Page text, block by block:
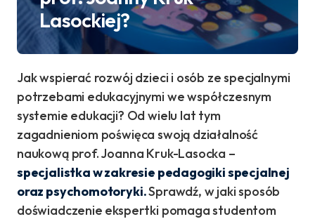
Lasockiej?
Jak wspierać rozwój dzieci i osób ze specjalnymi
potrzebami edukacyjnymi we współczesnym
systemie edukacji? Od wielu lat tym
zagadnieniom poświęca swoją działalność
naukową prof. Joanna Kruk-Lasocka –
specjalistka w zakresie pedagogiki specjalnej
oraz psychomotoryki.Sprawdź, w jaki sposób
doświadczenie ekspertki pomaga studentom